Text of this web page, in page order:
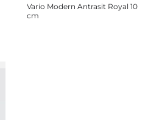
Vario Modern Antrasit Royal 10
cm